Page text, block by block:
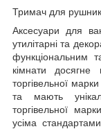
Тримач для
Аксесуари для
утилітарні та
функціональним
кімнати досягне
торгівельної
та мають
торгівельної
усіма